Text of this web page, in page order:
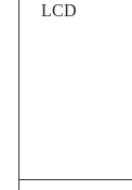
LCD